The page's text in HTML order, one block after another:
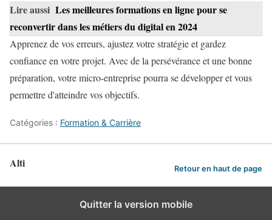
Lire aussi Les meilleures formations en ligne pour se
reconvertir dans les métiers du digital en 2024
Apprenez de vos erreurs, ajustez votre stratégie et gardez
confiance en votre projet. Avec de la persévérance et une bonne
préparation, votre micro-entreprise pourra se développer et vous
permettre d'atteindre vos objectifs.
Catégories : Formation & Carrière
Alti Retour en haut de page
Quitter la version mobile